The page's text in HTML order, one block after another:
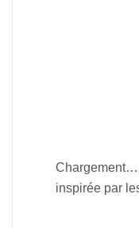
07-
06
Chargement…
inspirée par